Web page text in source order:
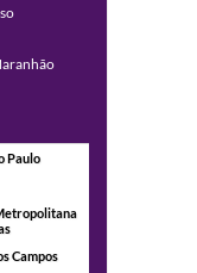
Paulo
Campos